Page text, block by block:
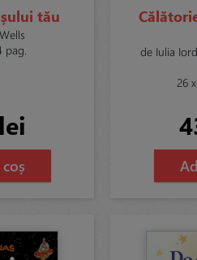
tău
pag.
de Iulia
26